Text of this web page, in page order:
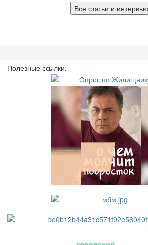
Все статьи и интервью
Полезные ссылки: